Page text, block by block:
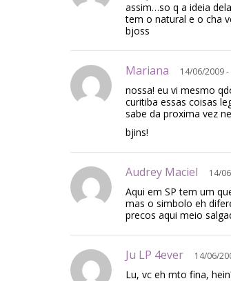
assim…so q a ideia
tem o natural e o cha
bjoss
Mariana 14/06/2009
nossa! eu vi mesmo
curitiba essas coisas
sabe da proxima vez
bjins!
Audrey Maciel 14/
Aqui em SP tem um
mas o simbolo eh
precos aqui meio
Ju LP 4ever 14/06/
Lu, vc eh mto fina,